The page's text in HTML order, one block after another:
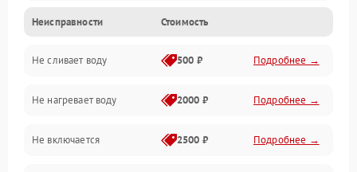
Управление
Электропитание
Датчики
Нагрев
Неисправности Стоимость
Не сливает воду 500 ₽ Подробнее →
Не нагревает воду 2000 ₽ Подробнее →
Не включается 2500 ₽ Подробнее →